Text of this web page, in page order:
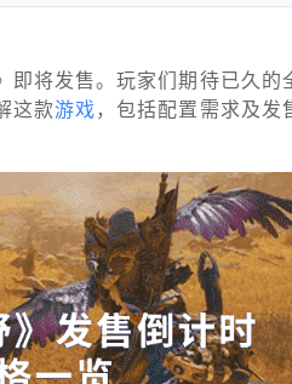
将发售。玩家们期待已久的
这款游戏，包括配置需求及发